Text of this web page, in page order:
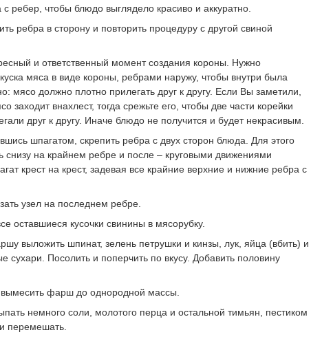
с ребер, чтобы блюдо выглядело красиво и аккуратно.
ребра в сторону и повторить процедуру с другой свиной
и ответственный момент создания короны. Нужно
мяса в виде короны, ребрами наружу, чтобы внутри была
мясо должно плотно прилегать друг к другу. Если Вы заметили,
заходит внахлест, тогда срежьте его, чтобы две части корейки
друг к другу. Иначе блюдо не получится и будет некрасивым.
шпагатом, скрепить ребра с двух сторон блюда. Для этого
снизу на крайнем ребре и после – круговыми движениями
крест на крест, задевая все крайние верхние и нижние ребра с
узел на последнем ребре.
оставшиеся кусочки свинины в мясорубку.
выложить шпинат, зелень петрушки и кинзы, лук, яйца (вбить) и
сухари. Посолить и поперчить по вкусу. Добавить половину
фарш до однородной массы.
немного соли, молотого перца и остальной тимьян, пестиком
перемешать.